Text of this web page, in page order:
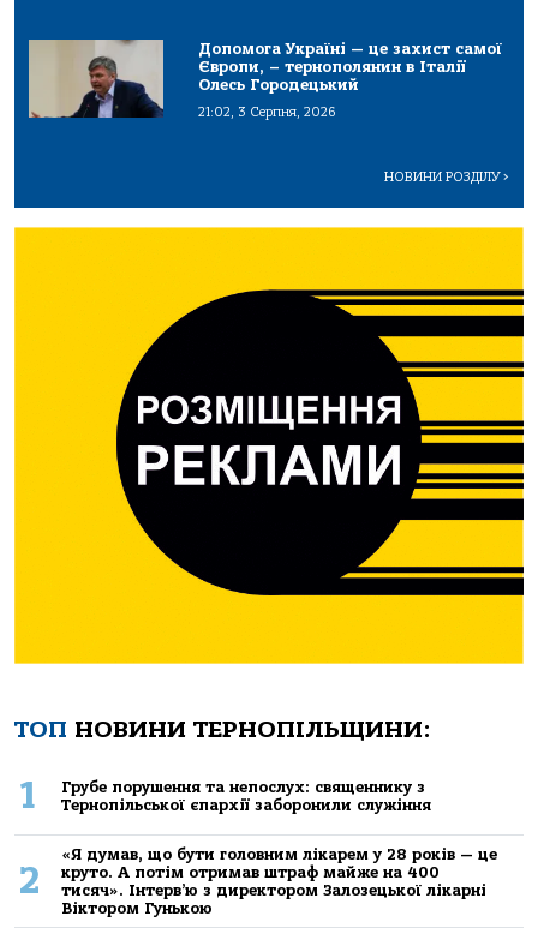
Допомога Україні — це захист самої
Європи, – тернополянин в Італії
Олесь Городецький
21:02, 3 Серпня, 2026
НОВИНИ РОЗДІЛУ>
ТОП НОВИНИ ТЕРНОПІЛЬЩИНИ:
1
Грубе порушення та непослух: священнику з
Тернопільської єпархії заборонили служіння
2
«Я думав, що бути головним лікарем у 28 років — це
круто. А потім отримав штраф майже на 400
тисяч». Інтерв’ю з директором Залозецької лікарні
Віктором Гунькою